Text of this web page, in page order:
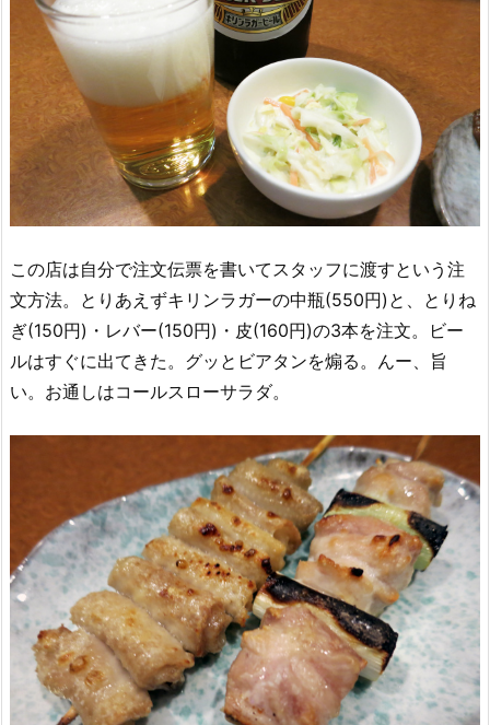
この店は自分で注文伝票を書いてスタッフに渡すという注
文方法。とりあえずキリンラガーの中瓶(550円)と、とりね
ぎ(150円)・レバー(150円)・皮(160円)の3本を注文。ビー
ルはすぐに出てきた。グッとビアタンを煽る。んー、旨
い。お通しはコールスローサラダ。